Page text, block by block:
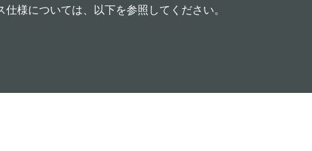
様については、以下を参照してください。